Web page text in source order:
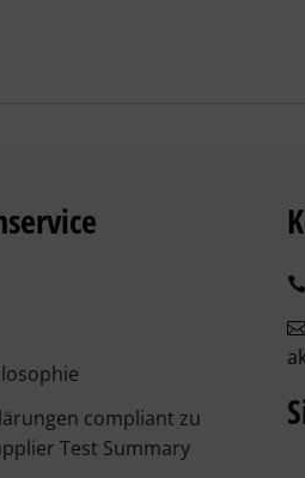
compliant zu
Test Summary